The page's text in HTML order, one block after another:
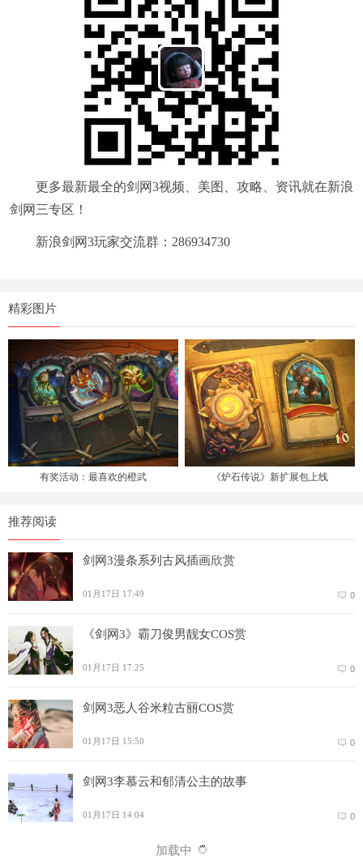
更多最新最全的剑网3视频、美图、攻略、资讯就在新浪
剑网三专区！
新浪剑网3玩家交流群：286934730
精彩图片
有奖活动：最喜欢的橙武 《炉石传说》新扩展包上线
推荐阅读
剑网3漫条系列古风插画欣赏
01月17日 17:49 0
《剑网3》霸刀俊男靓女COS赏
01月17日 17:25 0
剑网3恶人谷米粒古丽COS赏
01月17日 15:50 0
剑网3李慕云和郁清公主的故事
01月17日 14:04 0
加载中